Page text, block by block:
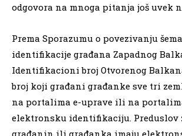
odgovora na mnoga pitanja još uvek
Prema Sporazumu o povezivanju
identifikacije građana Zapadnog
Identifikacioni broj Otvorenog
broj koji građani građanke sve tri
na portalima e-uprave ili na
elektronsku identifikaciju. Preduslov
građanin ili građanka imaju